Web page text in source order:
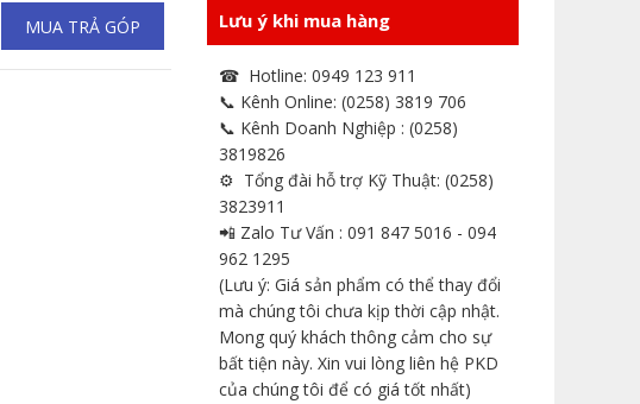
MUA TRẢ GÓP Lưu ý khi mua hàng
☎ Hotline: 0949 123 911
📞 Kênh Online: (0258) 3819 706
📞 Kênh Doanh Nghiệp : (0258)
3819826
⚙ Tổng đài hỗ trợ Kỹ Thuật: (0258)
3823911
📲 Zalo Tư Vấn : 091 847 5016 - 094
962 1295
(Lưu ý: Giá sản phẩm có thể thay đổi
mà chúng tôi chưa kịp thời cập nhật.
Mong quý khách thông cảm cho sự
bất tiện này. Xin vui lòng liên hệ PKD
của chúng tôi để có giá tốt nhất)